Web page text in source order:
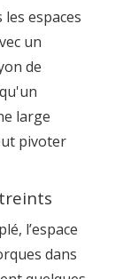
espaces
un
de
large
pivoter
l’espace
dans